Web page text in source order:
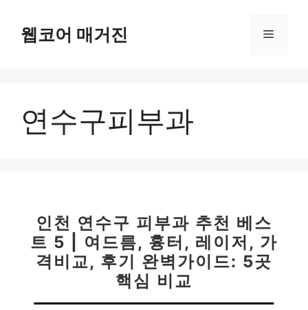
웹코어 매거진 메
연수구피부과
인천 연수구 피부과 추천 베스
트 5 | 여드름, 흉터, 레이저, 가
격비교, 후기 완벽가이드: 5곳
핵심 비교